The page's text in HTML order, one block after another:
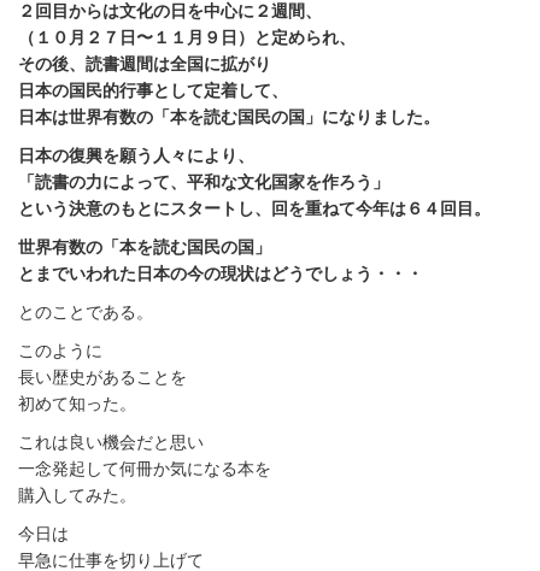
２回目からは文化の日を中心に２週間、
（１０月２７日〜１１月９日）と定められ、
その後、読書週間は全国に拡がり
日本の国民的行事として定着して、
日本は世界有数の「本を読む国民の国」になりました。
日本の復興を願う人々により、
「読書の力によって、平和な文化国家を作ろう」
という決意のもとにスタートし、回を重ねて今年は６４回目。
世界有数の「本を読む国民の国」
とまでいわれた日本の今の現状はどうでしょう・・・
とのことである。
このように
長い歴史があることを
初めて知った。
これは良い機会だと思い
一念発起して何冊か気になる本を
購入してみた。
今日は
早急に仕事を切り上げて